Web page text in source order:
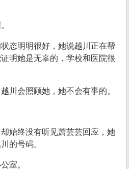
态明明很好，她说越川正在帮
明她是无辜的，学校和医院很
川会照顾她，她不会有事的。
始终没有听见萧芸芸回应，她
的号码。
室。